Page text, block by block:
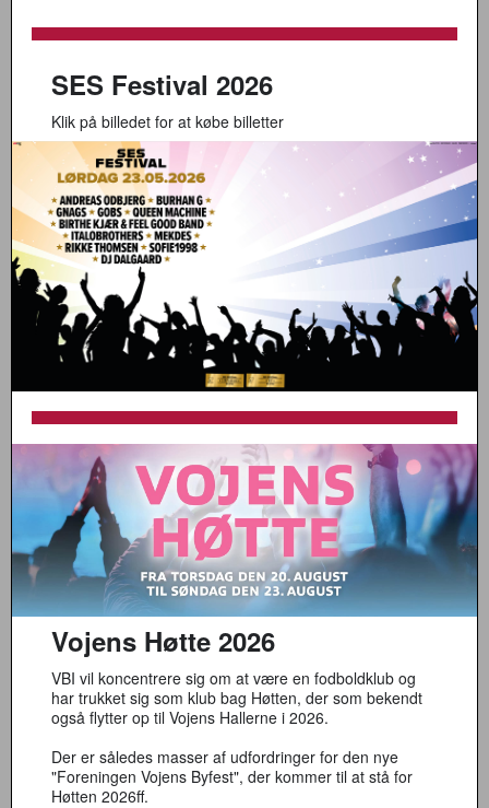
SES Festival 2026
Klik på billedet for at købe billetter
Vojens Høtte 2026
VBI vil koncentrere sig om at være en fodboldklub og
har trukket sig som klub bag Høtten, der som bekendt
også flytter op til Vojens Hallerne i 2026.
Der er således masser af udfordringer for den nye
"Foreningen Vojens Byfest", der kommer til at stå for
Høtten 2026ff.